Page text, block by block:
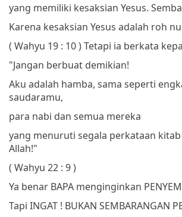
yang memiliki kesaksian Yesus.
Karena kesaksian Yesus adalah roh
( Wahyu 19 : 10 )Tetapi ia berkata
"Jangan berbuat demikian!
Aku adalah hamba, sama seperti
saudaramu,
para nabi dan semua mereka
yang menuruti segala perkataan
Allah!"
( Wahyu 22 : 9 )
Ya benar BAPA menginginkan
Tapi INGAT ! BUKAN SEMBARANGAN